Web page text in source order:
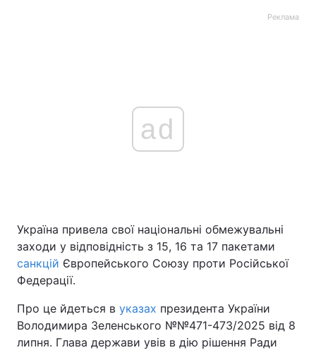
Реклама
ad
Україна привела свої національні обмежувальні
заходи у відповідність з 15, 16 та 17 пакетами
санкцій Європейського Союзу проти Російської
Федерації.
Про це йдеться в указах президента України
Володимира Зеленського №№471-473/2025 від 8
липня. Глава держави увів в дію рішення Ради